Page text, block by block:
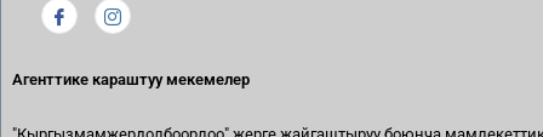
Агенттике караштуу мекемелер